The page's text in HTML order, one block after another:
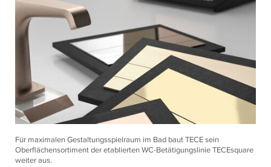
Für maximalen Gestaltungsspielraum im Bad baut TECE sein
Oberflächensortiment der etablierten WC-Betätigungslinie TECEsquare
weiter aus.